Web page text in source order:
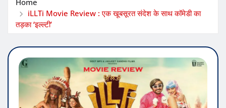
iLLTi Movie Review : एक खूबसूरत संदेश के साथ कॉमेडी का
तड़का ‘इल्ल्टी’